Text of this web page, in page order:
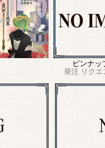
ピンナッ
発注 リク